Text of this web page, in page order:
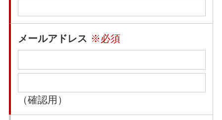
メールアドレス ※必須
（確認用）